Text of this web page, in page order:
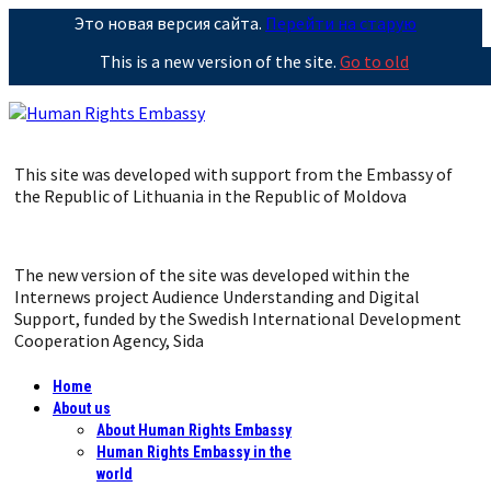
Это новая версия сайта. Перейти на старую
This is a new version of the site. Go to old
This site was developed with support from the Embassy of
the Republic of Lithuania in the Republic of Moldova
The new version of the site was developed within the
Internews project Audience Understanding and Digital
Support, funded by the Swedish International Development
Cooperation Agency, Sida
Home
About us
About Human Rights Embassy
Human Rights Embassy in the
world